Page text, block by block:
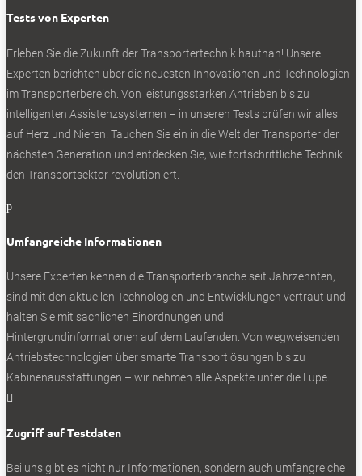
Tests von Experten
Erleben Sie die Zukunft der Transportertechnik hautnah! Unsere
Experten berichten über die neuesten Innovationen und Technologien
im Transporterbereich. Von leistungsstarken Antrieben bis zu
intelligenten Assistenzsystemen – in unseren Tests prüfen wir alles
auf Herz und Nieren. Tauchen Sie ein in die Welt der Transporter der
nächsten Generation und entdecken Sie, wie fortschrittliche Technik
den Transportsektor revolutioniert.
p
Umfangreiche Informationen
Unsere Experten kennen die Transporterbranche seit Jahrzehnten,
sind mit den aktuellen Technologien und Entwicklungen vertraut und
halten Sie mit sachlichen Einordnungen und
Hintergrundinformationen auf dem Laufenden. Von wegweisenden
Antriebstechnologien über smarte Transportlösungen bis zu
Kabinenausstattungen – wir nehmen alle Aspekte unter die Lupe.

Zugriff auf Testdaten
Bei uns gibt es nicht nur Informationen, sondern auch umfangreiche